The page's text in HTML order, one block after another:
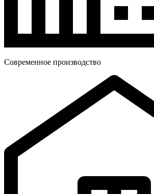
Современное производство